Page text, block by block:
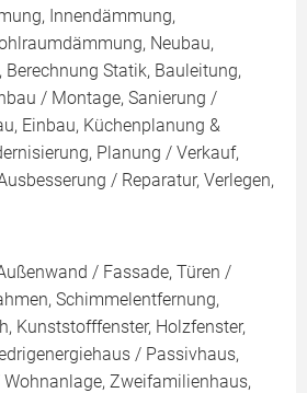
Innendämmung,
Neubau,
Statik, Bauleitung,
/ Montage, Sanierung /
Einbau, Küchenplanung &
Planung / Verkauf,
/ Reparatur, Verlegen,
/ Fassade, Türen /
Schimmelentfernung,
Kunststofffenster, Holzfenster,
/ Passivhaus,
Zweifamilienhaus,